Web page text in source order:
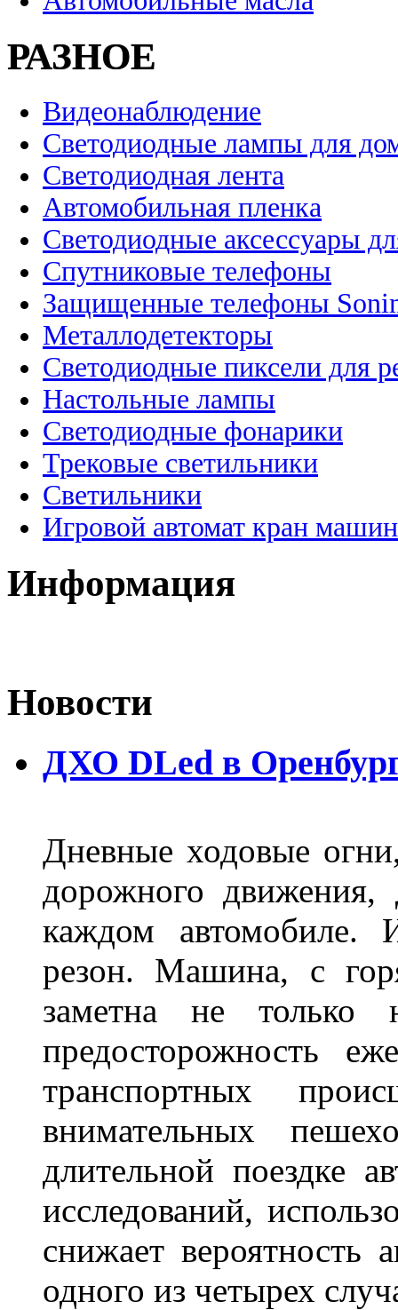
РАЗНОЕ
Видеонаблюдение
Светодиодные лампы для
Светодиодная лента
Автомобильная пленка
Светодиодные аксессуары
Спутниковые телефоны
Защищенные телефоны
Металлодетекторы
Светодиодные пиксели для
Настольные лампы
Светодиодные фонарики
Трековые светильники
Светильники
Игровой автомат кран
Информация
Новости
ДХО DLed в
Дневные ходовые
дорожного
каждом автомобиле.
резон. Машина, с
заметна не
предосторожность
транспортных
внимательных
длительной поездке
исследований,
снижает вероятность
одного из четырех